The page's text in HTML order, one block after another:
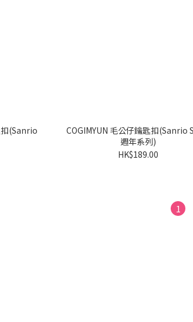
COGIMYUN 毛公仔鑰匙扣(Sanrio Shop
週年系列)
HK$189.00
1